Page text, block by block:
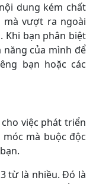
dung kém chất
mà vượt ra ngoài
Khi bạn phân biệt
của mình để
bạn hoặc các
việc phát triển
móc mà buộc độc
từ là nhiều. Đó là